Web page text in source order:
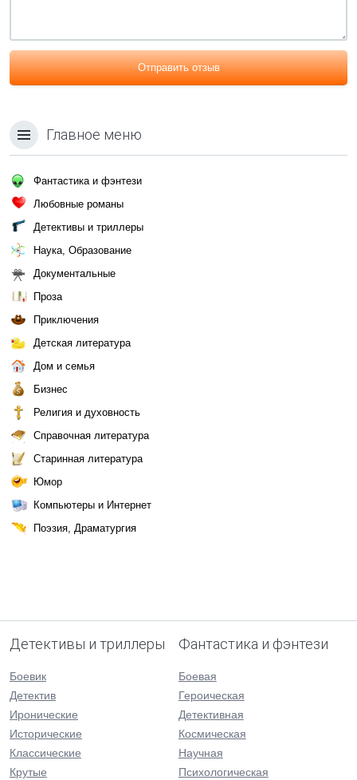
Отправить отзыв
Главное меню
Фантастика и фэнтези
Любовные романы
Детективы и триллеры
Наука, Образование
Документальные
Проза
Приключения
Детская литература
Дом и семья
Бизнес
Религия и духовность
Справочная литература
Старинная литература
Юмор
Компьютеры и Интернет
Поэзия, Драматургия
Детективы и триллеры
Боевик
Детектив
Иронические
Исторические
Классические
Крутые
Фантастика и фэнтези
Боевая
Героическая
Детективная
Космическая
Научная
Психологическая